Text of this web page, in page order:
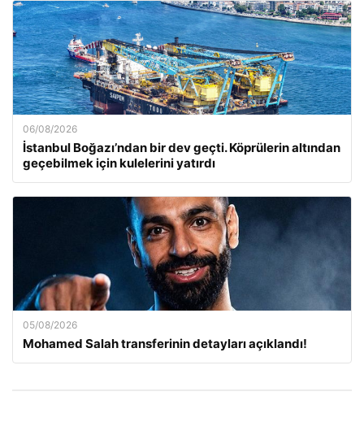
06/08/2026
İstanbul Boğazı’ndan bir dev geçti. Köprülerin altından
geçebilmek için kulelerini yatırdı
05/08/2026
Mohamed Salah transferinin detayları açıklandı!